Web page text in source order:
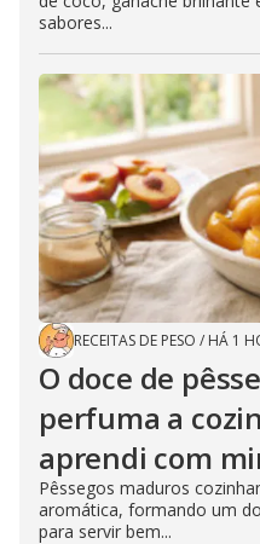
sabores...
RECEITAS DE PESO / HÁ 1
O doce de
perfuma a
aprendi com
Pêssegos maduros
aromática, formando um
para servir bem...